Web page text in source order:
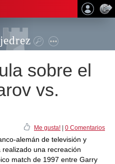
sobre el
vs.
Me gusta! 0 Comentarios
alemán de televisión y
una recreación
match de 1997 entre Garry